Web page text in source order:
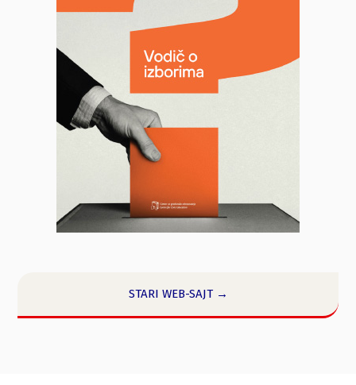
STARI WEB-SAJT →